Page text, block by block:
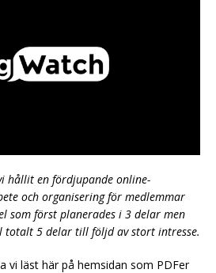
hållit en fördjupande online-
och organisering för medlemmar
som först planerades i 3 delar men
totalt 5 delar till följd av stort intresse.
vi läst här på hemsidan som PDFer